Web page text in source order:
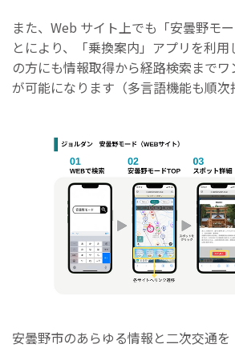
また、Web サイト上でも「安曇野モ
とにより、「乗換案内」アプリを利
の方にも情報取得から経路検索まで
が可能になります（多言語機能も順次
安曇野市のあらゆる情報と⼆次交通